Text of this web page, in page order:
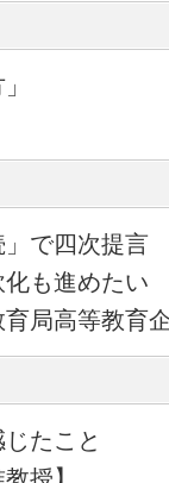
で四次提言
も進めたい
育局高等教育
たこと